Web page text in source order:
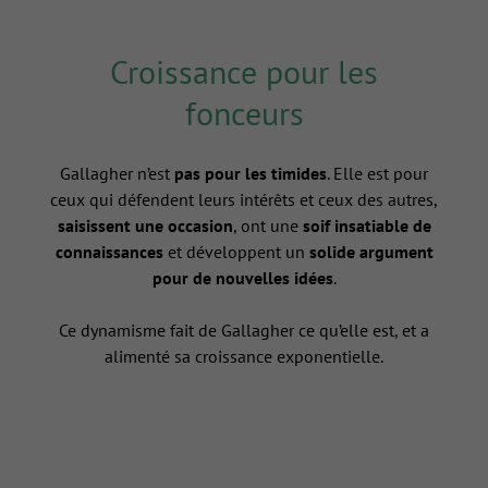
Croissance pour les
fonceurs
Gallagher n’est pas pour les timides. Elle est pour
ceux qui défendent leurs intérêts et ceux des autres,
saisissent une occasion, ont une soif insatiable de
connaissanceset développent un solide argument
pour de nouvelles idées.
Ce dynamisme fait de Gallagher ce qu’elle est, et a
alimenté sa croissance exponentielle.